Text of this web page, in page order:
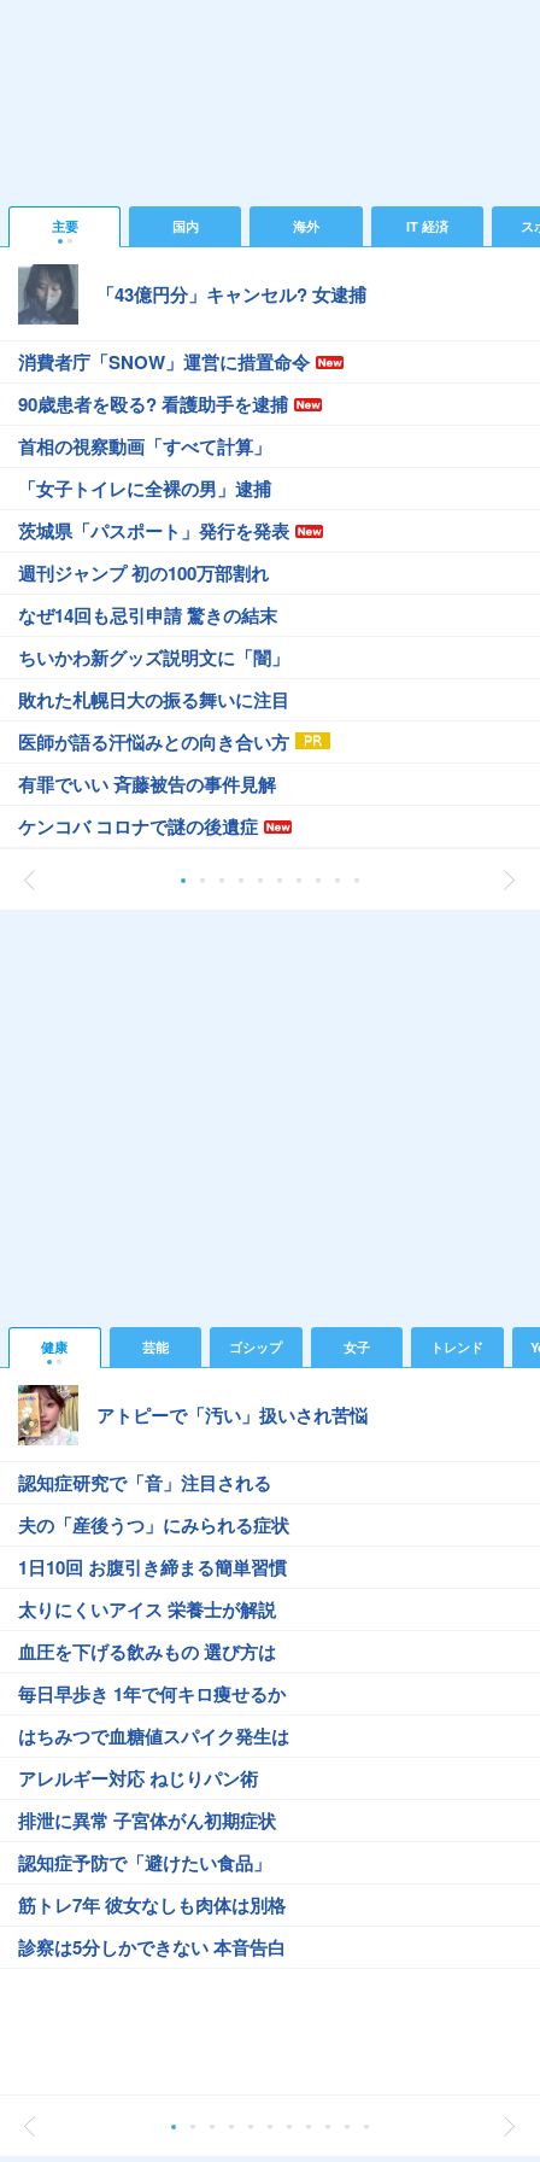
主要 国内 海外 IT 経済 ス
「43億円分」キャンセル? 女逮捕
消費者庁「SNOW」運営に措置命令
90歳患者を殴る? 看護助手を逮捕
首相の視察動画「すべて計算」
「女子トイレに全裸の男」逮捕
茨城県「パスポート」発行を発表
週刊ジャンプ 初の100万部割れ
なぜ14回も忌引申請 驚きの結末
ちいかわ新グッズ説明文に「闇」
敗れた札幌日大の振る舞いに注目
医師が語る汗悩みとの向き合い方
有罪でいい 斉藤被告の事件見解
ケンコバ コロナで謎の後遺症
健康 芸能 ゴシップ 女子 トレンド
アトピーで「汚い」扱いされ苦悩
認知症研究で「音」注目される
夫の「産後うつ」にみられる症状
1日10回 お腹引き締まる簡単習慣
太りにくいアイス 栄養士が解説
血圧を下げる飲みもの 選び方は
毎日早歩き 1年で何キロ痩せるか
はちみつで血糖値スパイク発生は
アレルギー対応 ねじりパン術
排泄に異常 子宮体がん初期症状
認知症予防で「避けたい食品」
筋トレ7年 彼女なしも肉体は別格
診察は5分しかできない 本音告白